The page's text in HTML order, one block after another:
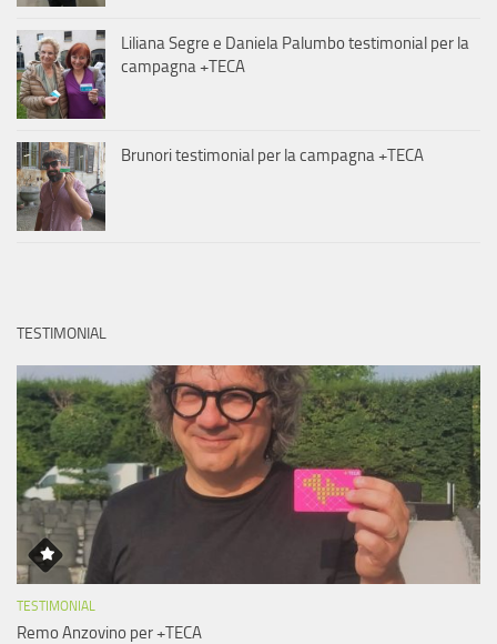
Liliana Segre e Daniela Palumbo testimonial per la
campagna +TECA
Brunori testimonial per la campagna +TECA
TESTIMONIAL
TESTIMONIAL
Remo Anzovino per +TECA